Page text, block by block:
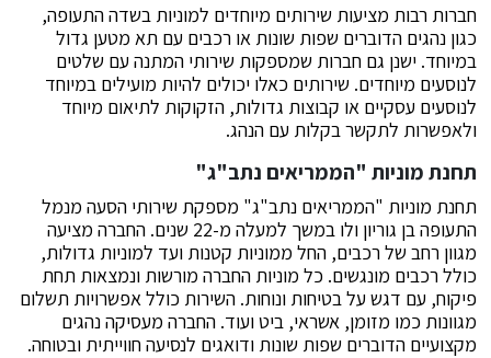
חברות רבות מציעות שירותים מיוחדים למוניות בשדה התעופה,
כגון נהגים הדוברים שפות שונות או רכבים עם תא מטען גדול
במיוחד. ישנן גם חברות שמספקות שירותי המתנה עם שלטים
לנוסעים מיוחדים. שירותים כאלו יכולים להיות מועילים במיוחד
לנוסעים עסקיים או קבוצות גדולות, הזקוקות לתיאום מיוחד
ולאפשרות לתקשר בקלות עם הנהג.
תחנת מוניות "הממריאים נתב"ג"
תחנת מוניות "הממריאים נתב"ג" מספקת שירותי הסעה מנמל
התעופה בן גוריון ולו במשך למעלה מ-22 שנים. החברה מציעה
מגוון רחב של רכבים, החל ממוניות קטנות ועד למוניות גדולות,
כולל רכבים מונגשים. כל מוניות החברה מורשות ונמצאות תחת
פיקוח, עם דגש על בטיחות ונוחות. השירות כולל אפשרויות תשלום
מגוונות כמו מזומן, אשראי, ביט ועוד. החברה מעסיקה נהגים
מקצועיים הדוברים שפות שונות ודואגים לנסיעה חווייתית ובטוחה.